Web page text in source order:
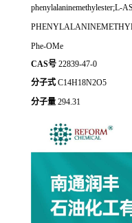
phenylalaninemethylester;L-
Phe-OMe
CAS号 22839-47-0
分子式 C14H18N2O5
分子量 294.31